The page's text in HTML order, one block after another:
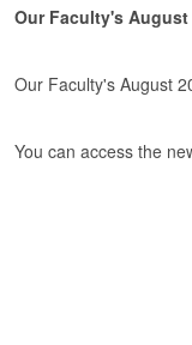
Our Faculty's
Our Faculty's August
You can access the